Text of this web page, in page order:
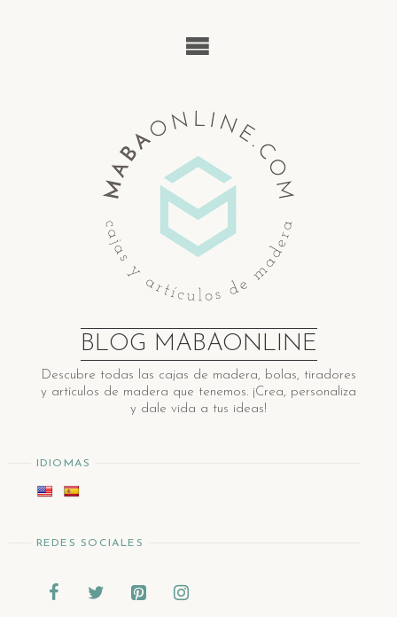
BLOG MABAONLINE
Descubre ​t​odas las cajas de madera​, bolas, tiradores
y artículos de madera ​q​ue tenemos. ¡Crea, personaliza
y dale vida a tus ideas!
IDIOMAS
REDES SOCIALES